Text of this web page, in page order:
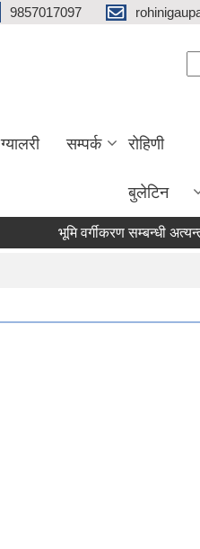
9857017097
ग्यालरी सम्पर्क रोहिणी
बुलेटिन
भूमि वर्गीकरण सम्बन्धी अत्यन्त